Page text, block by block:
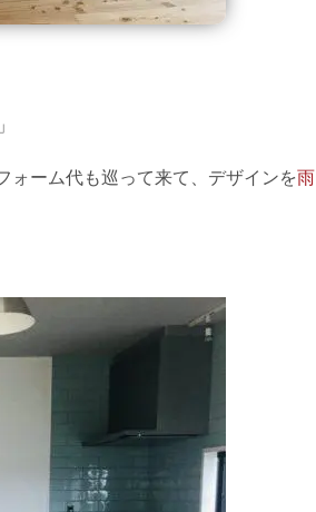
ォーム代も巡って来て、デザインを雨